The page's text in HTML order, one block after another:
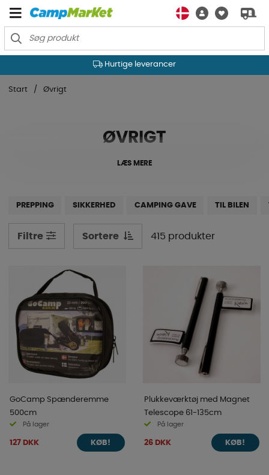
Hurtige leverancer
Start Øvrigt
ØVRIGT
LÆS MERE
PREPPING SIKKERHED CAMPING GAVE TIL BILEN
Filtre Sortere 415 produkter
GoCamp Spænderemme
500cm
På lager
127 DKK KØB!
Plukkeværktøj med Magnet
Telescope 61-135cm
På lager
26 DKK KØB!